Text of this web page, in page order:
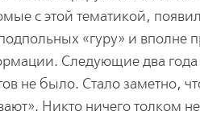
с этой тематикой,
«гуру» и
Следующие два года
не было. Стало заметно,
Никто ничего толком